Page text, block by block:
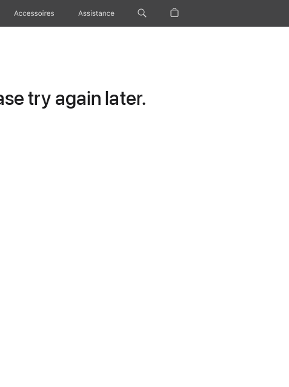
Accessoires Assistance
try again later.